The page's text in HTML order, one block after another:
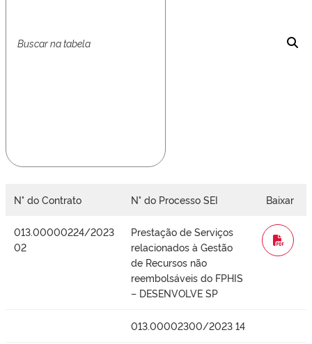
N° do Contrato N° do Processo SEI Baixar
013.00000224/2023
02
Prestação de Serviços
relacionados à Gestão
de Recursos não
reembolsáveis do FPHIS
– DESENVOLVE SP
WORD
013.00002300/2023 14